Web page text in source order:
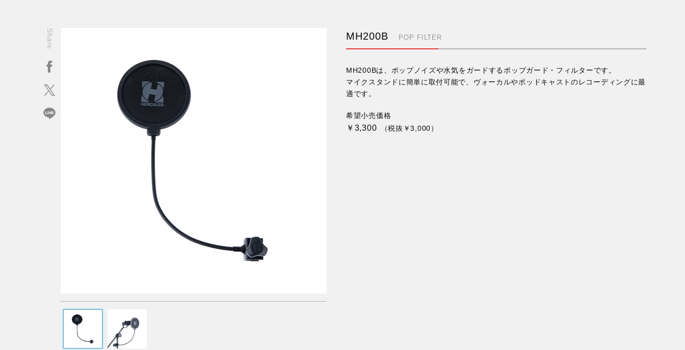
Share MH200B POP FILTER
MH200Bは、ポップノイズや水気をガードするポップガード・フィルターです。
マイクスタンドに簡単に取付可能で、ヴォーカルやポッドキャストのレコーディングに最
適です。
希望小売価格
￥3,300 （税抜￥3,000）